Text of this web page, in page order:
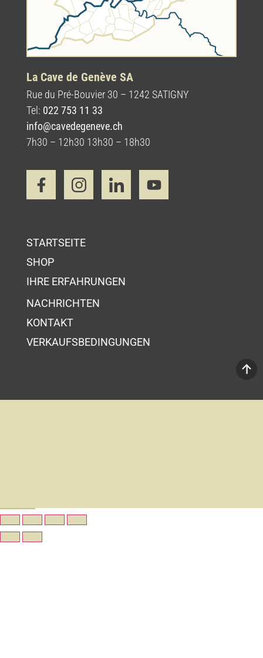
La Cave de Genève SA
Rue du Pré-Bouvier 30 – 1242 SATIGNY
Tel: 022 753 11 33
info@cavedegeneve.ch
7h30 – 12h30 13h30 – 18h30
STARTSEITE
SHOP
IHRE ERFAHRUNGEN
NACHRICHTEN
KONTAKT
VERKAUFSBEDINGUNGEN